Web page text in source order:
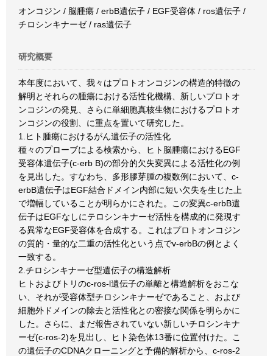
オンコジン / 脳腫瘍 / erbB遺伝子 / EGF受容体 / ros遺伝子 /
チロシンキナーゼ / ras遺伝子
研究概要
本年度において、我々はプロトオンコジンの構造的特徴の
解明とそれらの腫瘍における活性化機構、新しいプロトオ
ンコジンの発見、さらに単細胞真核生物におけるプロトオ
ンコジンの役割、に重点を置いて研究した。
1.ヒト腫瘍におけるがん遺伝子の活性化
種々のプローブによる検索から、ヒト脳腫瘍におけるEGF
受容体遺伝子(c-erb B)の部分的欠失変異による活性化の例
を見出した。すなわち、多形膠芽腫の複数例において、c-
erbB遺伝子はEGF結合ドメイン内部に短い欠失を生じた上
で増幅していることが明らかにされた。この変異c-erbB遺
伝子はEGFなしにテロシンキナーゼ活性を構成的に発現す
る異常なEGF受容体を合成する。これはプロトオンコジン
の質的・量的な二重の活性化という点でv-erbBの例とよく
一致する。
2.チロシンキナーゼ型遺伝子の構造解析
ヒトおよびトリのc-ros-l遺伝子の単離と構造解析をおこな
い、それが受容体型チロシンキナーゼであること、および
細胞外ドメインの除去と活性化との密接な関係を明らかに
した。さらに、まだ報告されていない新しいチロシンキナ
ーゼ(c-ros-2)を見出し、ヒト染色体13番に位置付けた。こ
の遺伝子のCDNAクローニングと予備的解析から、c-ros-2